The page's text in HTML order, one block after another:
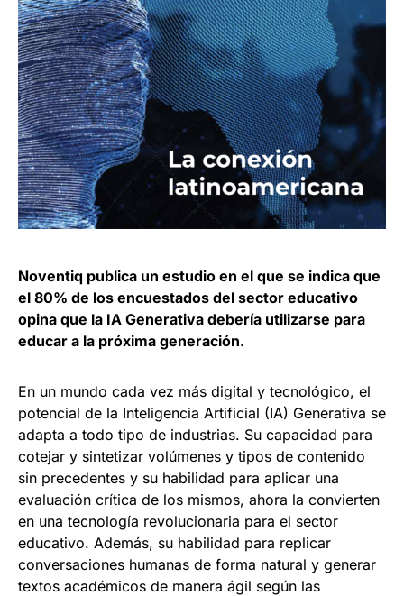
Noventiq publica un estudio en el que se indica que
el 80% de los encuestados del sector educativo
opina que la IA Generativa debería utilizarse para
educar a la próxima generación.
En un mundo cada vez más digital y tecnológico, el
potencial de la Inteligencia Artificial (IA) Generativa se
adapta a todo tipo de industrias. Su capacidad para
cotejar y sintetizar volúmenes y tipos de contenido
sin precedentes y su habilidad para aplicar una
evaluación crítica de los mismos, ahora la convierten
en una tecnología revolucionaria para el sector
educativo. Además, su habilidad para replicar
conversaciones humanas de forma natural y generar
textos académicos de manera ágil según las